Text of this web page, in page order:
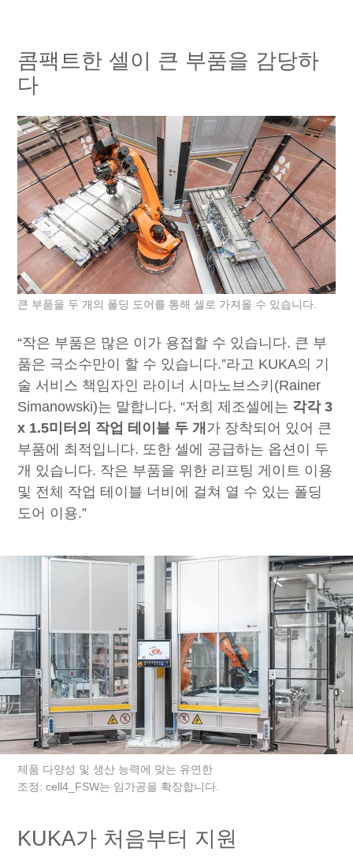
콤팩트한 셀이 큰 부품을 감당하
다
“작은 부품은 많은 이가 용접할 수 있습니다. 큰 부
품은 극소수만이 할 수 있습니다.”라고 KUKA의 기
술 서비스 책임자인 라이너 시마노브스키(Rainer
Simanowski)는 말합니다. “저희 제조셀에는 각각 3
x 1.5미터의 작업 테이블 두 개 가 장착되어 있어 큰
부품에 최적입니다. 또한 셀에 공급하는 옵션이 두
개 있습니다. 작은 부품을 위한 리프팅 게이트 이용
및 전체 작업 테이블 너비에 걸쳐 열 수 있는 폴딩
도어 이용.”
큰 부품을 두 개의 폴딩 도어를 통해 셀로 가져올 수 있습니다.
제품 다양성 및 생산 능력에 맞는 유연한
조정: cell4_FSW는 임가공을 확장합니다.
KUKA가 처음부터 지원